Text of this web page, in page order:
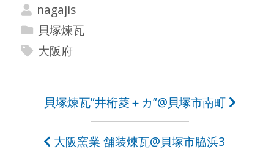
nagajis
貝塚煉瓦
大阪府
貝塚煉瓦”井桁菱＋カ”@貝塚市南町
大阪窯業 舗装煉瓦@貝塚市脇浜3